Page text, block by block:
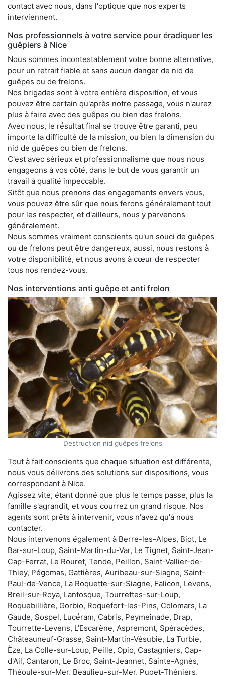
contact avec nous, dans l'optique que nos experts
interviennent.
Nos professionnels à votre service pour éradiquer les
guêpiers à Nice
Nous sommes incontestablement votre bonne alternative,
pour un retrait fiable et sans aucun danger de nid de
guêpes ou de frelons.
Nos brigades sont à votre entière disposition, et vous
pouvez être certain qu'après notre passage, vous n'aurez
plus à faire avec des guêpes ou bien des frelons.
Avec nous, le résultat final se trouve être garanti, peu
importe la difficulté de la mission, ou bien la dimension du
nid de guêpes ou bien de frelons.
C'est avec sérieux et professionnalisme que nous nous
engageons à vos côté, dans le but de vous garantir un
travail à qualité impeccable.
Sitôt que nous prenons des engagements envers vous,
vous pouvez être sûr que nous ferons généralement tout
pour les respecter, et d'ailleurs, nous y parvenons
généralement.
Nous sommes vraiment conscients qu'un souci de guêpes
ou de frelons peut être dangereux, aussi, nous restons à
votre disponibilité, et nous avons à cœur de respecter
tous nos rendez-vous.
Nos interventions anti guêpe et anti frelon
Destruction nid guêpes frelons
Tout à fait conscients que chaque situation est différente,
nous vous délivrons des solutions sur dispositions, vous
correspondant à Nice.
Agissez vite, étant donné que plus le temps passe, plus la
famille s'agrandit, et vous courrez un grand risque. Nos
agents sont prêts à intervenir, vous n'avez qu'à nous
contacter.
Nous intervenons également à Berre-les-Alpes, Biot, Le
Bar-sur-Loup, Saint-Martin-du-Var, Le Tignet, Saint-Jean-
Cap-Ferrat, Le Rouret, Tende, Peillon, Saint-Vallier-de-
Thiey, Pégomas, Gattières, Auribeau-sur-Siagne, Saint-
Paul-de-Vence, La Roquette-sur-Siagne, Falicon, Levens,
Breil-sur-Roya, Lantosque, Tourrettes-sur-Loup,
Roquebillière, Gorbio, Roquefort-les-Pins, Colomars, La
Gaude, Sospel, Lucéram, Cabris, Peymeinade, Drap,
Tourrette-Levens, L'Escarène, Aspremont, Spéracèdes,
Châteauneuf-Grasse, Saint-Martin-Vésubie, La Turbie,
Èze, La Colle-sur-Loup, Peille, Opio, Castagniers, Cap-
d'Ail, Cantaron, Le Broc, Saint-Jeannet, Sainte-Agnès,
Théoule-sur-Mer, Beaulieu-sur-Mer, Puget-Théniers,